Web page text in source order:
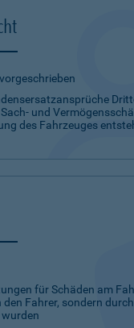
und
des Fahrzeuges
für Schäden am
Fahrer, sondern